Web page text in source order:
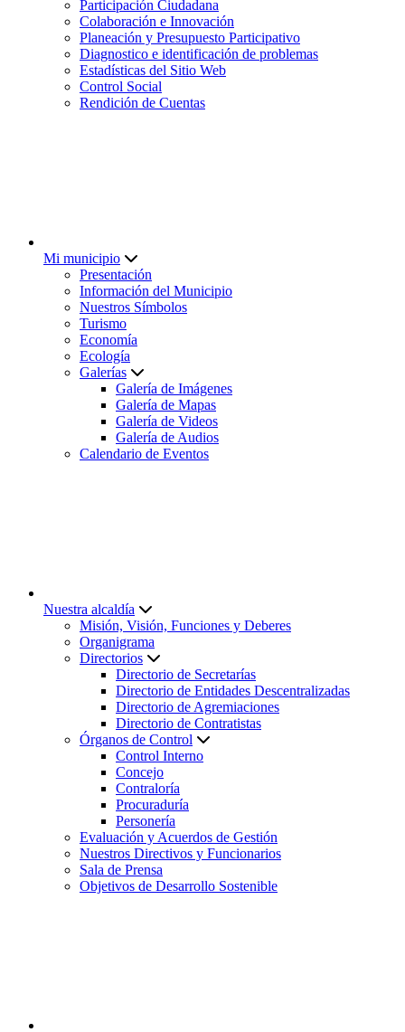
Participación Ciudadana
Colaboración e Innovación
Planeación y Presupuesto Participativo
Diagnostico e identificación de problemas
Estadísticas del Sitio Web
Control Social
Rendición de Cuentas
Mi municipio
Presentación
Información del Municipio
Nuestros Símbolos
Turismo
Economía
Ecología
Galerías
Galería de Imágenes
Galería de Mapas
Galería de Videos
Galería de Audios
Calendario de Eventos
Nuestra alcaldía
Misión, Visión, Funciones y Deberes
Organigrama
Directorios
Directorio de Secretarías
Directorio de Entidades Descentralizadas
Directorio de Agremiaciones
Directorio de Contratistas
Órganos de Control
Control Interno
Concejo
Contraloría
Procuraduría
Personería
Evaluación y Acuerdos de Gestión
Nuestros Directivos y Funcionarios
Sala de Prensa
Objetivos de Desarrollo Sostenible